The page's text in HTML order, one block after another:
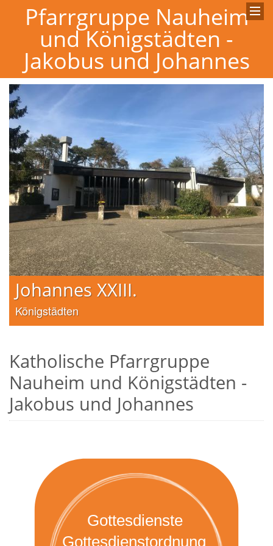
Pfarrgruppe Nauheim
und Königstädten -
Jakobus und Johannes
Johannes XXIII.
Königstädten
Katholische Pfarrgruppe
Nauheim und Königstädten -
Jakobus und Johannes